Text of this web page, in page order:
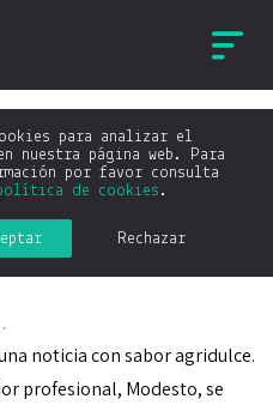
para analizar el
nuestra página web. Para
por favor consulta
de cookies.
Rechazar
2016
noticia con sabor agridulce.
profesional, Modesto, se